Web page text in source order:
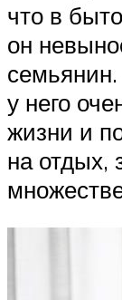
что в
он
у него
жизни и
на отдых,